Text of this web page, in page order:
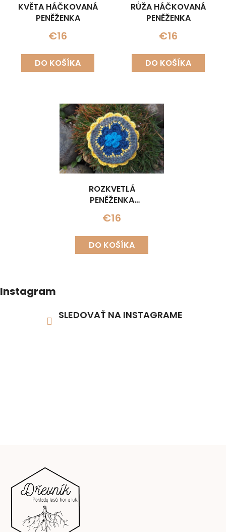
KVĚTA HÁČKOVANÁ
PENĚŽENKA
€16
DO KOŠÍKA
RŮŽA HÁČKOVANÁ
PENĚŽENKA
€16
DO KOŠÍKA
ROZKVETLÁ
PENĚŽENKA
HÁČKOVANÁ
€16
DO KOŠÍKA
Instagram
SLEDOVAŤ NA INSTAGRAME